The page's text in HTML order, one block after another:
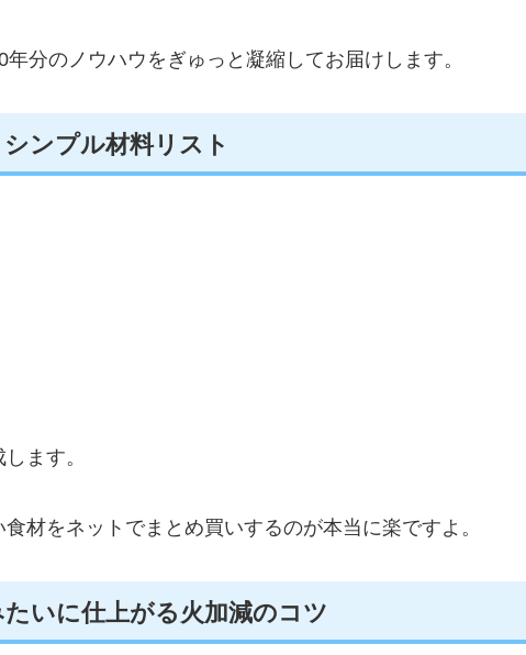
分のノウハウをぎゅっと凝縮してお届けします。
ンプル材料リスト
ます。
材をネットでまとめ買いするのが本当に楽ですよ。
いに仕上がる火加減のコツ